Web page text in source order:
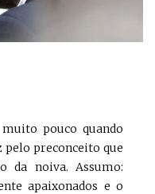
pouco quando
pelo preconceito que
da noiva. Assumo:
apaixonados e o